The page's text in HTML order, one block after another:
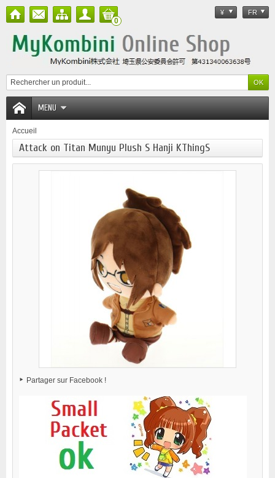
¥ FR
0
MENU
Accueil
Attack on Titan Munyu Plush S Hanji KThingS
Partager sur Facebook !